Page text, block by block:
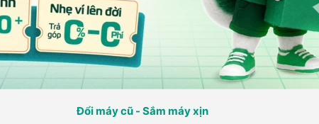
Đổi máy cũ - Sắm máy xịn